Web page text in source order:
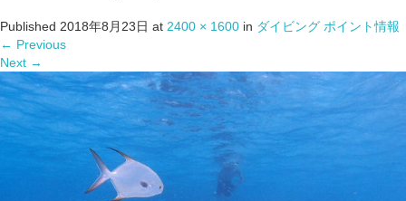
Published 2018年8月23日 at 2400 × 1600 in ダイビング ポイント情報
← Previous
Next →